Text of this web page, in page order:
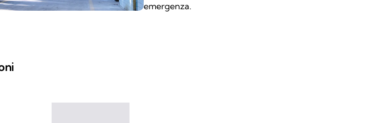
emergenza.